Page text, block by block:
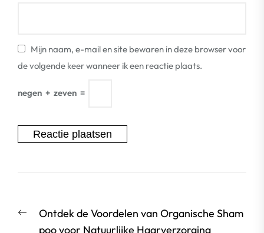
Mijn naam, e-mail en site bewaren in deze browser voor
de volgende keer wanneer ik een reactie plaats.
negen + zeven =
Vorige
bericht:
Ontdek de Voordelen van Organische Sham
poo voor Natuurlijke Haarverzorging